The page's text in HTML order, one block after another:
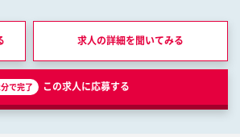
求人の詳細を聞いてみる
で完了 この求人に応募する